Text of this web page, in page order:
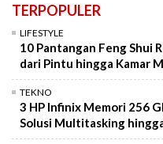
TERPOPULER
LIFESTYLE
10 Pantangan Feng Shui
dari Pintu hingga Kamar
TEKNO
3 HP Infinix Memori 256
Solusi Multitasking